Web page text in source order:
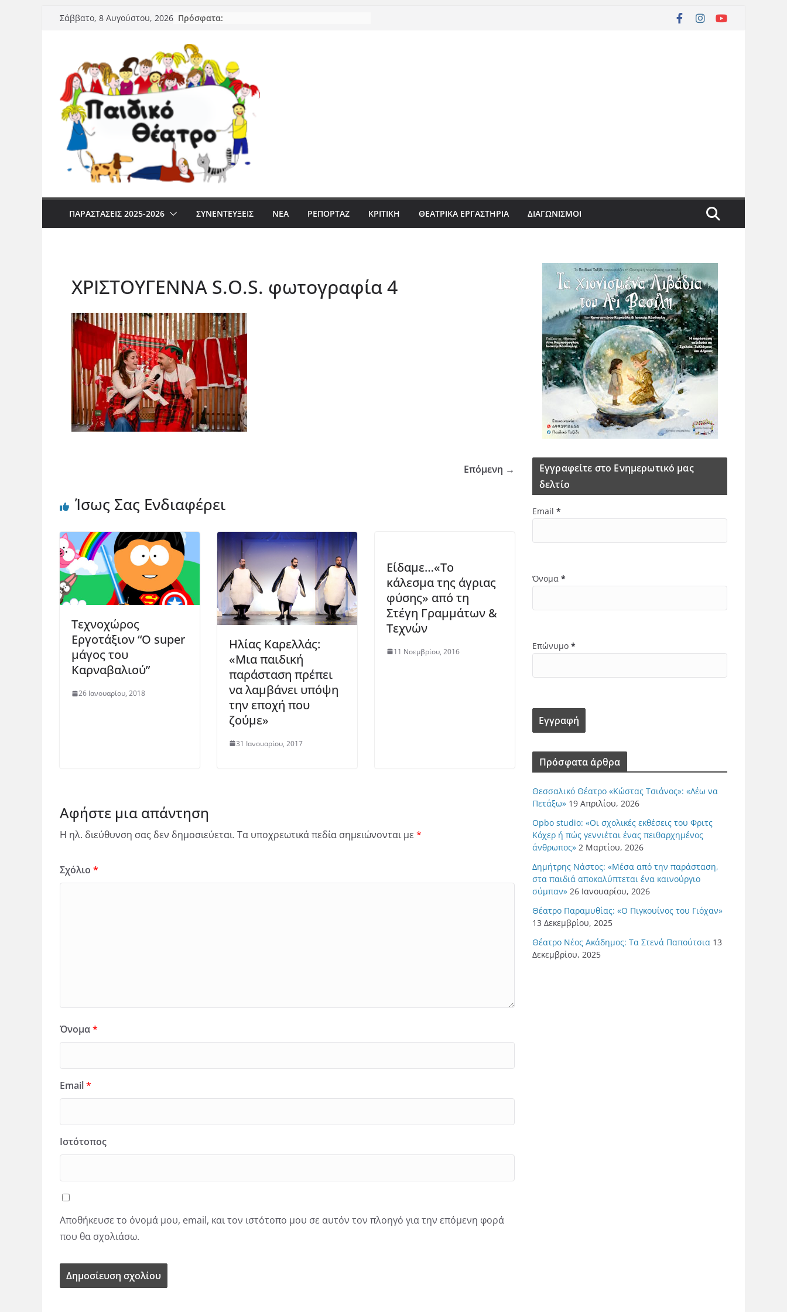
Μετάβαση
Σάββατο, 8 Αυγούστου, 2026 Πρόσφατα:
ΠΑΡΑΣΤΆΣΕΙΣ 2025-2026 ΣΥΝΕΝΤΕΥΞΕΙΣ ΝΈΑ ΡΕΠΟΡΤΆΖ ΚΡΙΤΙΚΗ ΘΕΑΤΡΙΚΑ ΕΡΓΑΣΤΗΡΙΑ ΔΙΑΓΩΝΙΣΜΟΙ
ΧΡΙΣΤΟΥΓΕΝΝΑ S.O.S. φωτογραφία 4
Επόμενη →
Ίσως Σας Ενδιαφέρει
Τεχνοχώρος
Εργοτάξιον “Ο super
μάγος του
Καρναβαλιού”
26 Ιανουαρίου, 2018
Ηλίας Καρελλάς:
«Μια παιδική
παράσταση πρέπει
να λαμβάνει υπόψη
την εποχή που
ζούμε»
31 Ιανουαρίου, 2017
Είδαμε…«Το
κάλεσμα της άγριας
φύσης» από τη
Στέγη Γραμμάτων &
Τεχνών
11 Νοεμβρίου, 2016
Αφήστε μια απάντηση
Η ηλ. διεύθυνση σας δεν δημοσιεύεται. Τα υποχρεωτικά πεδία σημειώνονται με *
Σχόλιο *
Όνομα*
Email*
Ιστότοπος
Αποθήκευσε το όνομά μου, email, και τον ιστότοπο μου σε αυτόν τον πλοηγό για την επόμενη φορά
που θα σχολιάσω.
Εγγραφείτε στο Ενημερωτικό μας
δελτίο
Email *
Όνομα *
Επώνυμο *
Πρόσφατα άρθρα
Θεσσαλικό Θέατρο «Κώστας Τσιάνος»: «Λέω να
Πετάξω» 19 Απριλίου, 2026
Opbo studio: «Οι σχολικές εκθέσεις του Φριτς
Κόχερ ή πώς γεννιέται ένας πειθαρχημένος
άνθρωπος» 2 Μαρτίου, 2026
Δημήτρης Νάστος: «Μέσα από την παράσταση,
στα παιδιά αποκαλύπτεται ένα καινούργιο
σύμπαν» 26 Ιανουαρίου, 2026
Θέατρο Παραμυθίας: «Ο Πιγκουίνος του Γιόχαν»
13 Δεκεμβρίου, 2025
Θέατρο Νέος Ακάδημος: Τα Στενά Παπούτσια 13
Δεκεμβρίου, 2025